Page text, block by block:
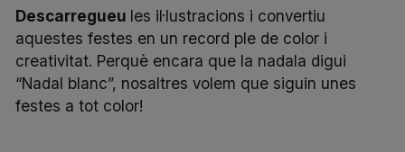
Descarregueu les il·lustracions i convertiu
aquestes festes en un record ple de color i
creativitat. Perquè encara que la nadala digui
“Nadal blanc”, nosaltres volem que siguin unes
festes a tot color!